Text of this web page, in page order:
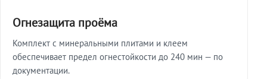
Огнезащита проёма
Комплект с минеральными плитами и клеем
обеспечивает предел огнестойкости до 240 мин — по
документации.